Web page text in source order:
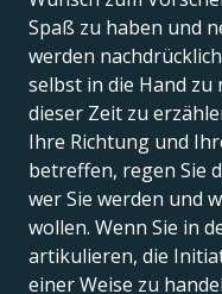
Spaß zu haben und
werden
selbst in die Hand zu
dieser Zeit zu
Ihre Richtung und
betreffen, regen Sie
wer Sie werden und
wollen. Wenn Sie in
artikulieren, die
einer Weise zu